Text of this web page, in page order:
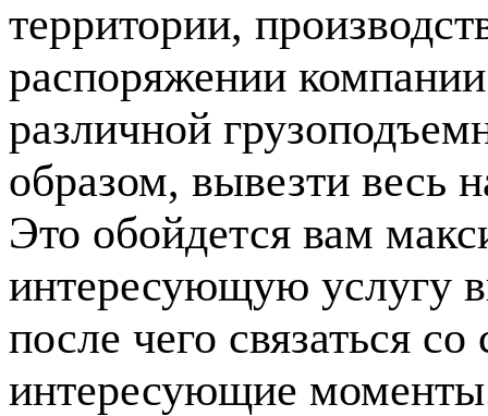
территории,
распоряжении
различной
образом, вывезти весь
Это обойдется вам
интересующую услугу
после чего связаться
интересующие